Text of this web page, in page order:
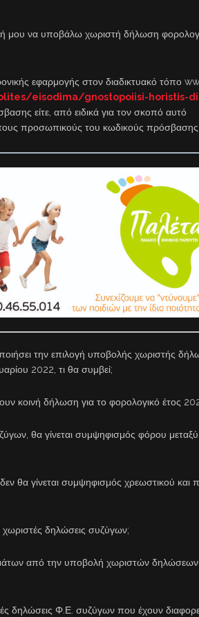
μου να υποβάλω χωριστή δήλωση
εφαρμογής στον διαδικτυακό τόπο
eisodima/gnostopoiisi-horistis-
είτε, από ειδικά για τον σκοπό αυτό
τους προσωπικούς του κωδικούς πρόσβασης.
την επιλογή υποβολής χωριστής
2022, τι θα συμβεί;
κοινή δήλωση για το φορολογικό έτος
θα γίνεται συμψηφισμός φόρου
θα γίνεται συμψηφισμός χρεωστικού και
δηλώσεις συζύγων;
από την υποβολή χωριστών
δηλώσεις Φ.Ε. συζύγων που έχουν